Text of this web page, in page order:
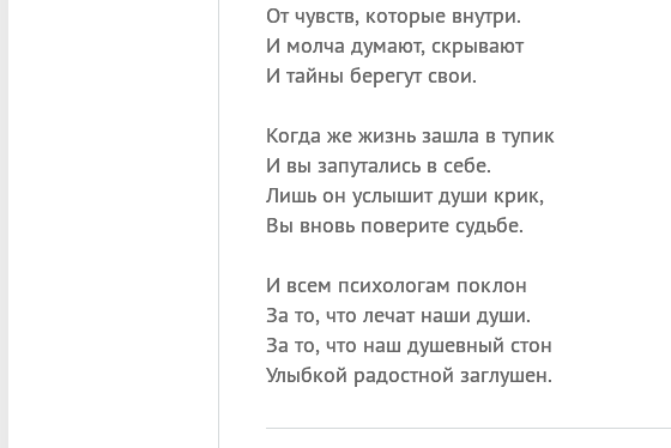
От чувств, которые внутри.
И молча думают, скрывают
И тайны берегут свои.
Когда же жизнь зашла в тупик
И вы запутались в себе.
Лишь он услышит души крик,
Вы вновь поверите судьбе.
И всем психологам поклон
За то, что лечат наши души.
За то, что наш душевный стон
Улыбкой радостной заглушен.